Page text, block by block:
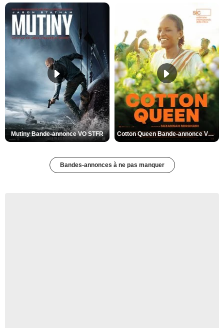
Mutiny Bande-annonce VO STFR Cotton Queen Bande-annonce VO STFR
Bandes-annonces à ne pas manquer